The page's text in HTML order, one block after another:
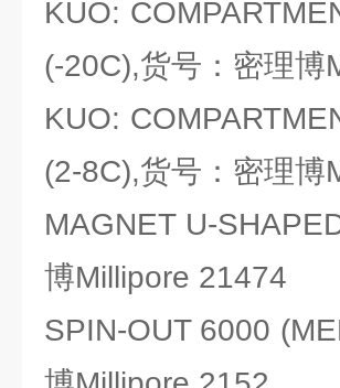
KUO:
(-20C),货号：密理博
KUO:
(2-8C),货号：密理博
MAGNET U-
博Millipore 21474
SPIN-OUT 6000